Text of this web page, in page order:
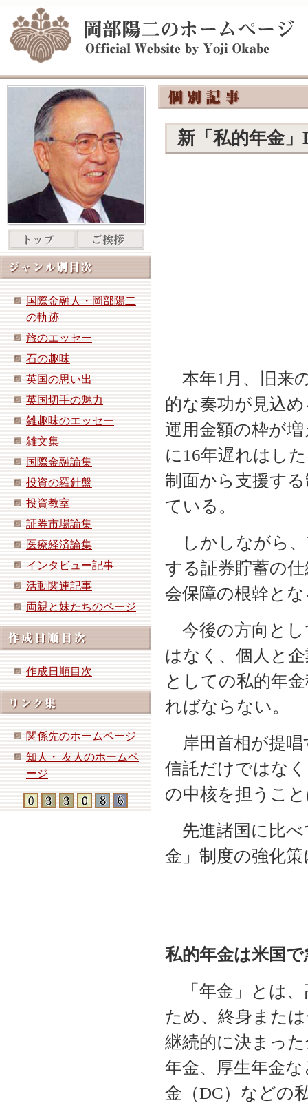
国際金融人・岡部陽二
の軌跡
旅のエッセー
石の趣味
英国の思い出
英国切手の魅力
雑趣味のエッセー
雑文集
国際金融論集
投資の羅針盤
投資教室
証券市場論集
医療経済論集
インタビュー記事
活動関連記事
両親と妹たちのページ
作成日順目次
関係先のホームページ
知人・ 友人のホームペ
ージ
新「私的年金
本年1月、旧来
的な奏功が見込
運用金額の枠が
に16年遅れはし
制面から支援す
ている。
しかしながら、
する証券貯蓄の
会保障の根幹と
今後の方向とし
はなく、個人と
としての私的年
ればならない。
岸田首相が提唱
信託だけではな
の中核を担うこ
先進諸国に比べ
金」制度の強化
私的年金は米国で
「年金」とは、
ため、終身また
継続的に決まっ
年金、厚生年金
金（DC）などの